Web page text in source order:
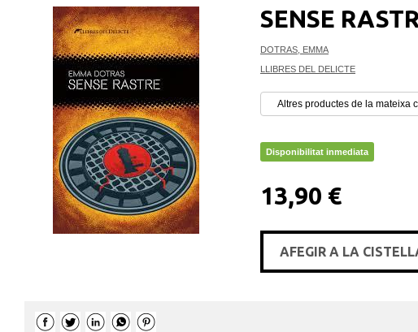
SENSE
DOTRAS, EMMA
LLIBRES DEL DELICTE
Altres productes de la mateixa
Disponibilitat inmediata
13,90 €
AFEGIR A LA